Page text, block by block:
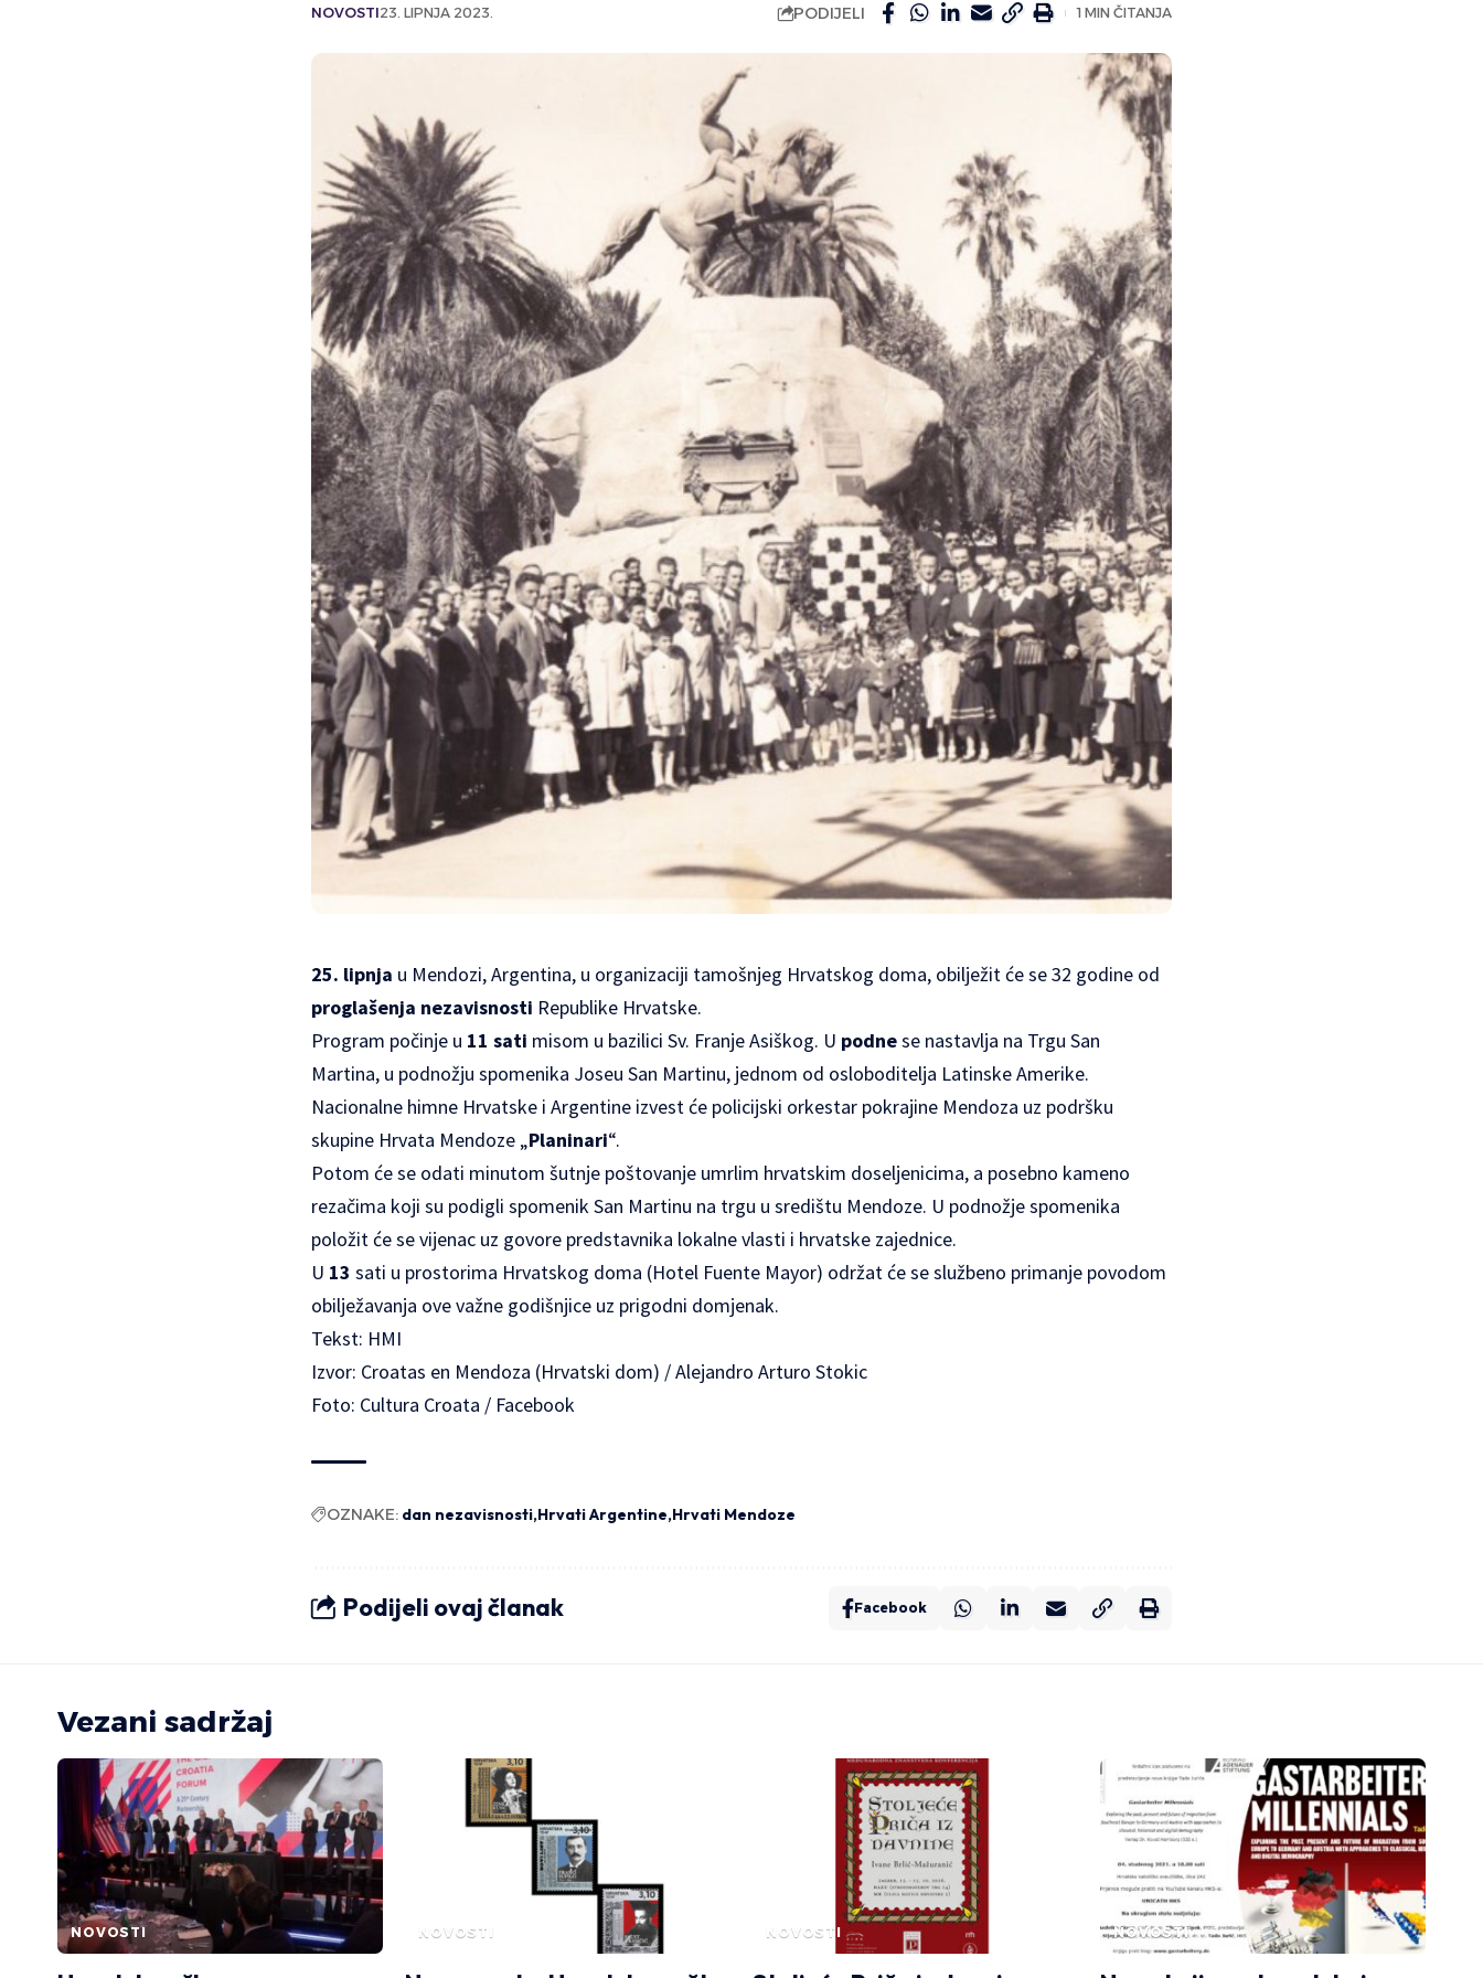
NOVOSTI23. LIPNJA 2023. PODIJELI 1 MIN ČITANJA
25. lipnja u Mendozi, Argentina, u organizaciji tamošnjeg Hrvatskog doma, obilježit će se 32 godine od
proglašenja nezavisnosti Republike Hrvatske.
Program počinje u 11 sati misom u bazilici Sv. Franje Asiškog. U podnese nastavlja na Trgu San
Martina, u podnožju spomenika Joseu San Martinu, jednom od osloboditelja Latinske Amerike.
Nacionalne himne Hrvatske i Argentine izvest će policijski orkestar pokrajine Mendoza uz podršku
skupine Hrvata Mendoze „Planinari“.
Potom će se odati minutom šutnje poštovanje umrlim hrvatskim doseljenicima, a posebno kameno
rezačima koji su podigli spomenik San Martinu na trgu u središtu Mendoze. U podnožje spomenika
položit će se vijenac uz govore predstavnika lokalne vlasti i hrvatske zajednice.
U 13 sati u prostorima Hrvatskog doma (Hotel Fuente Mayor) održat će se službeno primanje povodom
obilježavanja ove važne godišnjice uz prigodni domjenak.
Tekst: HMI
Izvor: Croatas en Mendoza (Hrvatski dom) / Alejandro Arturo Stokic
Foto: Cultura Croata / Facebook
OZNAKE: dan nezavisnosti Hrvati Argentine Hrvati Mendoze
Podijeli ovaj članak Facebook
Vezani sadržaj
NOVOSTI NOVOSTI NOVOSTI NOVOSTI